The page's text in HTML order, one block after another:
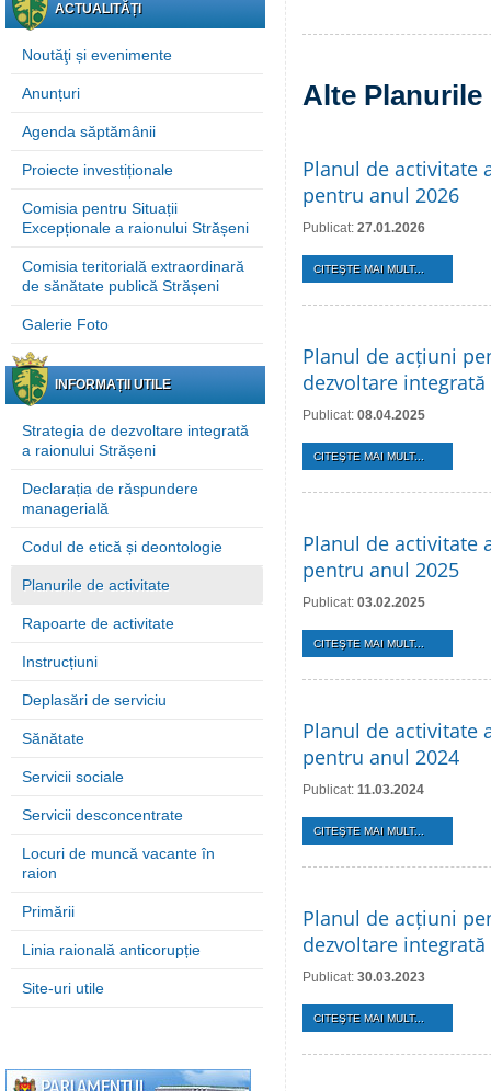
ACTUALITĂȚI
Noutăţi și evenimente
Anunțuri
Agenda săptămânii
Proiecte investiționale
Comisia pentru Situații
Excepționale a raionului Strășeni
Comisia teritorială extraordinară
de sănătate publică Strășeni
Galerie Foto
INFORMAȚII UTILE
Strategia de dezvoltare integrată
a raionului Strășeni
Declarația de răspundere
managerială
Codul de etică și deontologie
Planurile de activitate
Rapoarte de activitate
Instrucțiuni
Deplasări de serviciu
Sănătate
Servicii sociale
Servicii desconcentrate
Locuri de muncă vacante în
raion
Primării
Linia raională anticorupție
Site-uri utile
Alte
Planul de activitate
pentru anul 2026
Publicat: 27.01.2026
CITEŞTE MAI MULT...
Planul de acțiuni
dezvoltare
Publicat: 08.04.2025
CITEŞTE MAI MULT...
Planul de activitate
pentru anul 2025
Publicat: 03.02.2025
CITEŞTE MAI MULT...
Planul de activitate
pentru anul 2024
Publicat: 11.03.2024
CITEŞTE MAI MULT...
Planul de acțiuni
dezvoltare
Publicat: 30.03.2023
CITEŞTE MAI MULT...